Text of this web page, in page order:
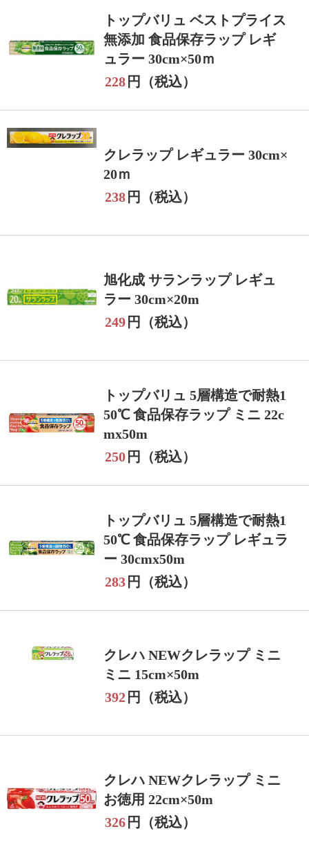
トップバリュ ベストプライス
無添加 食品保存ラップ レギ
ュラー 30cm×50ｍ
228 円（税込）
クレラップ レギュラー 30cm×
20ｍ
238 円（税込）
旭化成 サランラップ レギュ
ラー 30cm×20m
249 円（税込）
トップバリュ 5層構造で耐熱1
50℃ 食品保存ラップ ミニ 22c
mx50m
250 円（税込）
トップバリュ 5層構造で耐熱1
50℃ 食品保存ラップ レギュラ
ー 30cmx50m
283 円（税込）
クレハ NEWクレラップ ミニ
ミニ 15cm×50m
392 円（税込）
クレハ NEWクレラップ ミニ
お徳用 22cm×50m
326 円（税込）